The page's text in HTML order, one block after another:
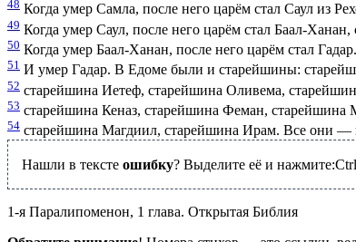
48 Когда умер Самла, после него царём стал Саул из
49 Когда умер Саул, после него царём стал Баал-
50 Когда умер Баал-Ханан, после него царём стал
51 И умер Гадар. В Едоме были и старейшины:
52 старейшина Иетеф, старейшина Оливема,
53 старейшина Кеназ, старейшина Феман, старейшина
54 старейшина Магдиил, старейшина Ирам. Все они —
Нашли в тексте ошибку? Выделите её и нажмите:Ctrl
1-я Паралипоменон, 1 глава. Открытая Библия